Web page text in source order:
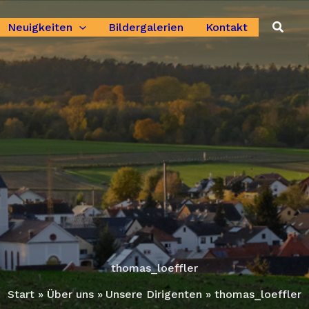
Neuigkeiten Bildergalerien Kontakt
thomas_loeffler
Start
Über uns Unsere Dirigenten thomas_loeffler